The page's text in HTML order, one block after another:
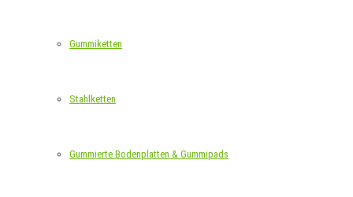
Gummiketten
Stahlketten
Gummierte Bodenplatten & Gummipads